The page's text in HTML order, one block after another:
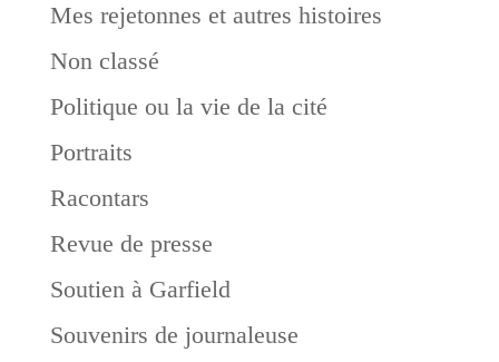
Mes rejetonnes et autres histoires
Non classé
Politique ou la vie de la cité
Portraits
Racontars
Revue de presse
Soutien à Garfield
Souvenirs de journaleuse